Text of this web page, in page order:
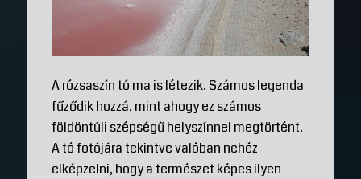
A rózsaszín tó ma is létezik. Számos legenda
fűződik hozzá, mint ahogy ez számos
földöntúli szépségű helyszínnel megtörtént.
A tó fotójára tekintve valóban nehéz
elképzelni, hogy a természet képes ilyen